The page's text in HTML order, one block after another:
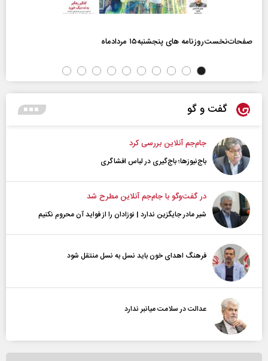
صفحات‌نخست‌روزنامه ها‌ی پنجشنبه‌۱۵ مردادماه
گفت و گو
جام‌جم آنلاین بررسی کرد
باج‌نیوزها؛ باج‌گیری در لباس افشاگری
در گفت‌و‌گو با جام‌جم آنلاین مطرح شد
شیر مادر جایگزین ندارد | نوزادان را از فواید آن محروم نکنیم
فرهنگ اهدای خون باید نسل به نسل منتقل شود
عدالت در سلامت میانبر ندارد